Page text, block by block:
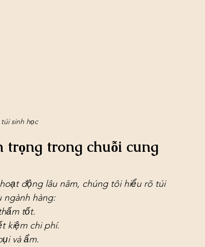
sinh học
trong chuỗi cung
động lâu năm, chúng tôi hiểu rõ túi
ngành hàng:
tốt.
kiệm chi phí.
và ẩm.